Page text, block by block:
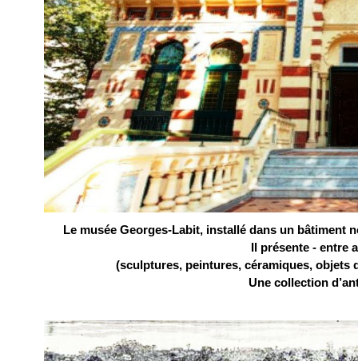
Le musée Georges-Labit, installé dans un bâtiment
Il présente - entre
(sculptures, peintures, céramiques, objets
Une collection